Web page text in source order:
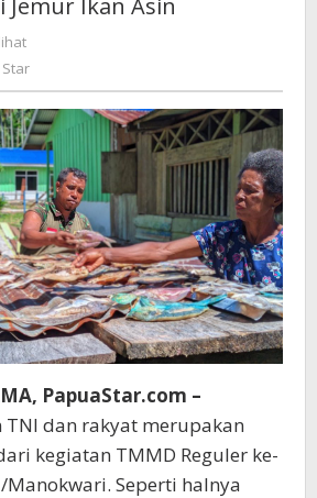
Warga
Jemur Ikan Asin
PapuaStar.com –
TNI dan rakyat merupakan
kegiatan TMMD Reguler ke-
Seperti halnya